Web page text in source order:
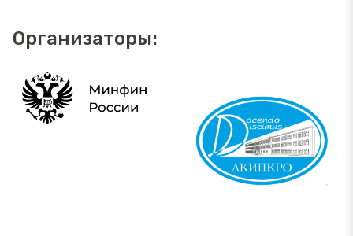
Организаторы: